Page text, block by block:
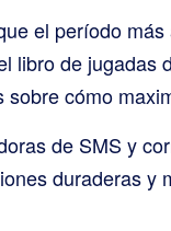
el período
libro de jugadas
cómo
de SMS y
duraderas